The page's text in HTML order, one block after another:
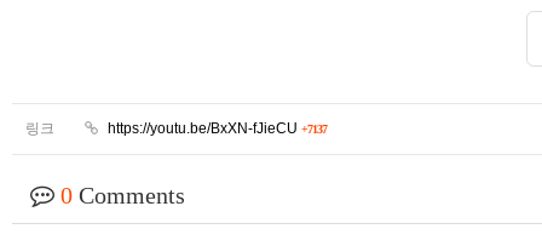
링크 https://youtu.be/BxXN-fJieCU +7137
0 Comments